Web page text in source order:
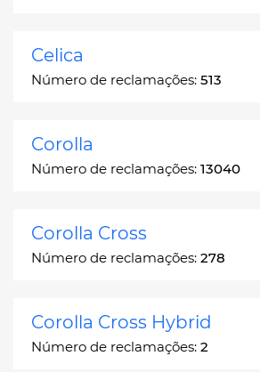
Celica
Número de reclamações: 513
Corolla
Número de reclamações: 13040
Corolla Cross
Número de reclamações: 278
Corolla Cross Hybrid
Número de reclamações: 2